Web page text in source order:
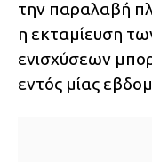
την παραλαβή
η εκταμίευση
ενισχύσεων
εντός μίας